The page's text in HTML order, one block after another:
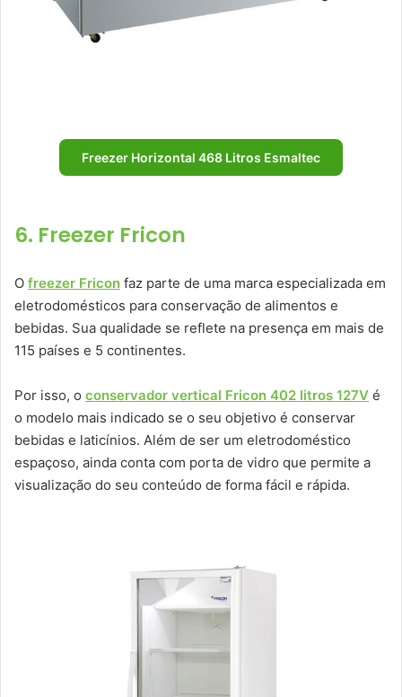
Freezer Horizontal 468 Litros Esmaltec
6. Freezer Fricon
O freezer Fricon faz parte de uma marca especializada em
eletrodomésticos para conservação de alimentos e
bebidas. Sua qualidade se reflete na presença em mais de
115 países e 5 continentes.
Por isso, o conservador vertical Fricon 402 litros 127V é
o modelo mais indicado se o seu objetivo é conservar
bebidas e laticínios. Além de ser um eletrodoméstico
espaçoso, ainda conta com porta de vidro que permite a
visualização do seu conteúdo de forma fácil e rápida.